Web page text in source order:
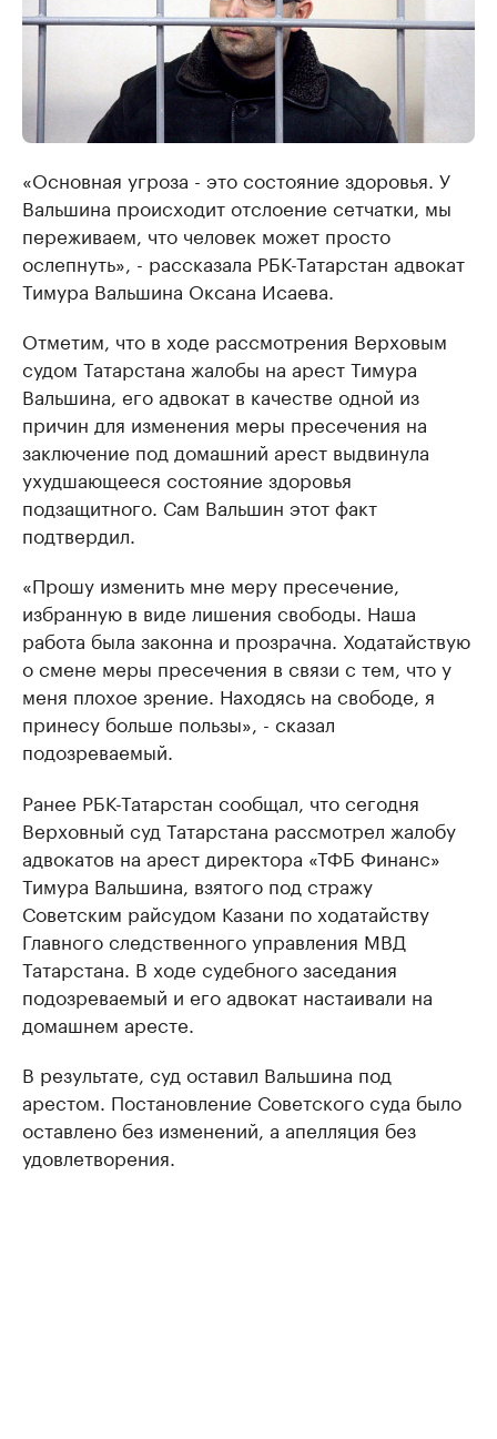
«Основная угроза - это состояние здоровья. У
Вальшина происходит отслоение сетчатки, мы
переживаем, что человек может просто
ослепнуть», - рассказала РБК-Татарстан адвокат
Тимура Вальшина Оксана Исаева.
Отметим, что в ходе рассмотрения Верховым
судом Татарстана жалобы на арест Тимура
Вальшина, его адвокат в качестве одной из
причин для изменения меры пресечения на
заключение под домашний арест выдвинула
ухудшающееся состояние здоровья
подзащитного. Сам Вальшин этот факт
подтвердил.
«Прошу изменить мне меру пресечение,
избранную в виде лишения свободы. Наша
работа была законна и прозрачна. Ходатайствую
о смене меры пресечения в связи с тем, что у
меня плохое зрение. Находясь на свободе, я
принесу больше пользы», - сказал
подозреваемый.
Ранее РБК-Татарстан сообщал, что сегодня
Верховный суд Татарстана рассмотрел жалобу
адвокатов на арест директора «ТФБ Финанс»
Тимура Вальшина, взятого под стражу
Советским райсудом Казани по ходатайству
Главного следственного управления МВД
Татарстана. В ходе судебного заседания
подозреваемый и его адвокат настаивали на
домашнем аресте.
В результате, суд оставил Вальшина под
арестом. Постановление Советского суда было
оставлено без изменений, а апелляция без
удовлетворения.